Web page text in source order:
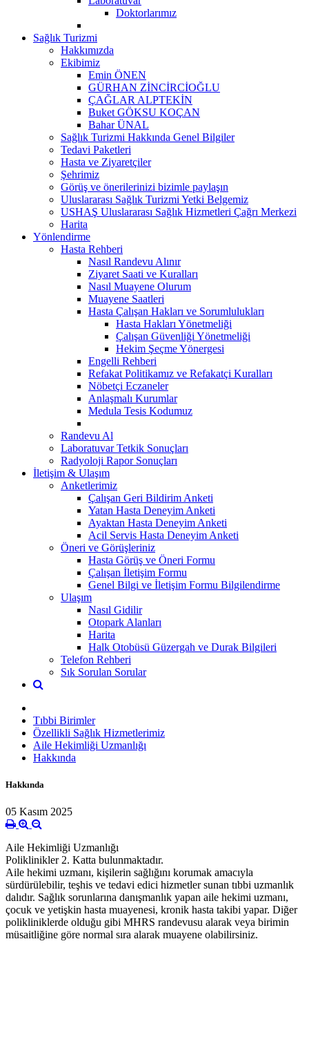
Doktorlarımız
Sağlık Turizmi
Hakkımızda
Ekibimiz
Emin ÖNEN
GÜRHAN ZİNCİRCİOĞLU
ÇAĞLAR ALPTEKİN
Buket GÖKSU KOÇAN
Bahar ÜNAL
Sağlık Turizmi Hakkında Genel Bilgiler
Tedavi Paketleri
Hasta ve Ziyaretçiler
Şehrimiz
Görüş ve önerilerinizi bizimle paylaşın
Uluslararası Sağlık Turizmi Yetki Belgemiz
USHAŞ Uluslararası Sağlık Hizmetleri Çağrı Merkezi
Harita
Yönlendirme
Hasta Rehberi
Nasıl Randevu Alınır
Ziyaret Saati ve Kuralları
Nasıl Muayene Olurum
Muayene Saatleri
Hasta Çalışan Hakları ve Sorumlulukları
Hasta Hakları Yönetmeliği
Çalışan Güvenliği Yönetmeliği
Hekim Şeçme Yönergesi
Engelli Rehberi
Refakat Politikamız ve Refakatçi Kuralları
Nöbetçi Eczaneler
Anlaşmalı Kurumlar
Medula Tesis Kodumuz
Randevu Al
Laboratuvar Tetkik Sonuçları
Radyoloji Rapor Sonuçları
İletişim & Ulaşım
Anketlerimiz
Çalışan Geri Bildirim Anketi
Yatan Hasta Deneyim Anketi
Ayaktan Hasta Deneyim Anketi
Acil Servis Hasta Deneyim Anketi
Öneri ve Görüşleriniz
Hasta Görüş ve Öneri Formu
Çalışan İletişim Formu
Genel Bilgi ve İletişim Formu Bilgilendirme
Ulaşım
Nasıl Gidilir
Otopark Alanları
Harita
Halk Otobüsü Güzergah ve Durak Bilgileri
Telefon Rehberi
Sık Sorulan Sorular
Tıbbi Birimler
Özellikli Sağlık Hizmetlerimiz
Aile Hekimliği Uzmanlığı
Hakkında
Hakkında
05 Kasım 2025
Aile Hekimliği Uzmanlığı
Poliklinikler 2. Katta bulunmaktadır.
Aile hekimi uzmanı, kişilerin sağlığını korumak amacıyla
sürdürülebilir, teşhis ve tedavi edici hizmetler sunan tıbbi uzmanlık
dalıdır. Sağlık sorunlarına danışmanlık yapan aile hekimi uzmanı,
çocuk ve yetişkin hasta muayenesi, kronik hasta takibi yapar. Diğer
polikliniklerde olduğu gibi MHRS randevusu alarak veya birimin
müsaitliğine göre normal sıra alarak muayene olabilirsiniz.